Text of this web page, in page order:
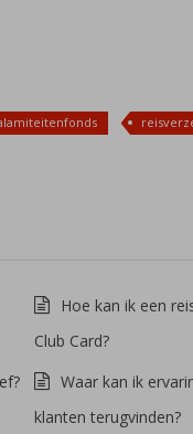
Hoe kan ik een
Club Card?
Waar kan ik
klanten terugvinden?